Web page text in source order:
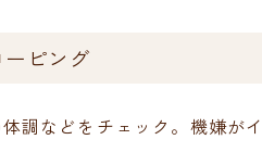
ーピング
調などをチェック。機嫌が